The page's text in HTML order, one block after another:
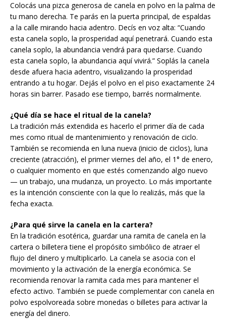
Colocás una pizca generosa de canela en polvo en la palma de
tu mano derecha. Te parás en la puerta principal, de espaldas
a la calle mirando hacia adentro. Decís en voz alta: “Cuando
esta canela soplo, la prosperidad aquí penetrará. Cuando esta
canela soplo, la abundancia vendrá para quedarse. Cuando
esta canela soplo, la abundancia aquí vivirá.” Soplás la canela
desde afuera hacia adentro, visualizando la prosperidad
entrando a tu hogar. Dejás el polvo en el piso exactamente 24
horas sin barrer. Pasado ese tiempo, barrés normalmente.
¿Qué día se hace el ritual de la canela?
La tradición más extendida es hacerlo el primer día de cada
mes como ritual de mantenimiento y renovación de ciclo.
También se recomienda en luna nueva (inicio de ciclos), luna
creciente (atracción), el primer viernes del año, el 1° de enero,
o cualquier momento en que estés comenzando algo nuevo
— un trabajo, una mudanza, un proyecto. Lo más importante
es la intención consciente con la que lo realizás, más que la
fecha exacta.
¿Para qué sirve la canela en la cartera?
En la tradición esotérica, guardar una ramita de canela en la
cartera o billetera tiene el propósito simbólico de atraer el
flujo del dinero y multiplicarlo. La canela se asocia con el
movimiento y la activación de la energía económica. Se
recomienda renovar la ramita cada mes para mantener el
efecto activo. También se puede complementar con canela en
polvo espolvoreada sobre monedas o billetes para activar la
energía del dinero.